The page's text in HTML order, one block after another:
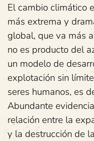
El cambio climático
más extrema y
global, que va más
no es producto del
un modelo de
explotación sin
seres humanos, es
Abundante
relación entre la
y la destrucción de